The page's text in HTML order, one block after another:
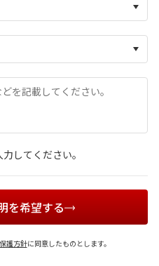
してください。
を希望する
護方針に同意したものとします。